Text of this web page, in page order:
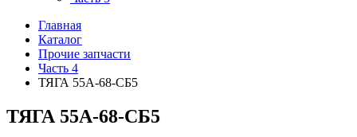
Главная
Каталог
Прочие запчасти
Часть 4
ТЯГА 55А-68-СБ5
ТЯГА 55А-68-СБ5